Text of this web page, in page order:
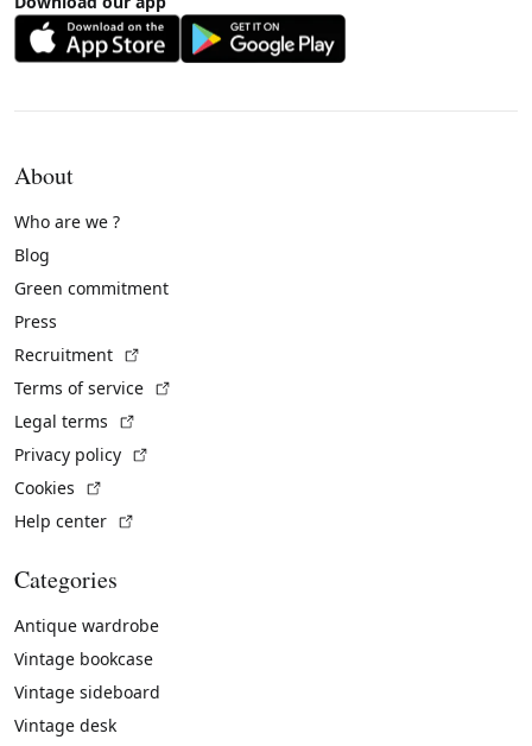
About
Who are we ?
Blog
Green commitment
Press
Recruitment
Terms of service
Legal terms
Privacy policy
Cookies
Help center
Categories
Antique wardrobe
Vintage bookcase
Vintage sideboard
Vintage desk